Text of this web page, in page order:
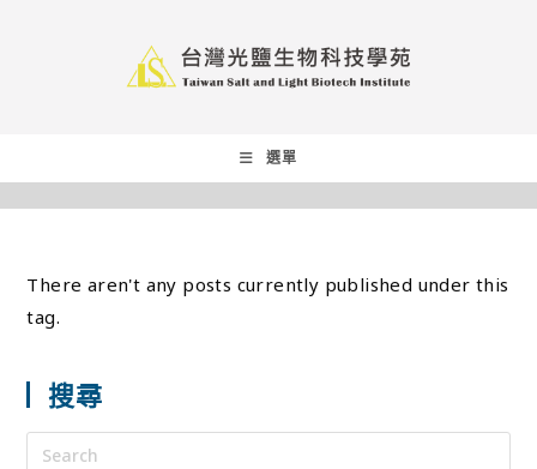
選單
There aren't any posts currently published under this
tag.
搜尋